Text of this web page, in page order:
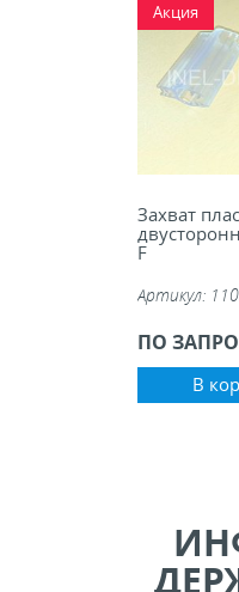
Акция
Захват
F
Артикул:
ПО
В